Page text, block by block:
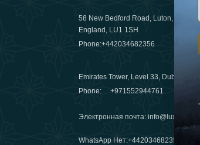
58 New Bedford Road, Luton,
England, LU1 1SH
Phone:+442034682356
Emirates Tower, Level 33, Dubai, UAE
Phone:+971552944761
Электронная почта:info@luxafar.com
WhatsApp Нет:+442034682356